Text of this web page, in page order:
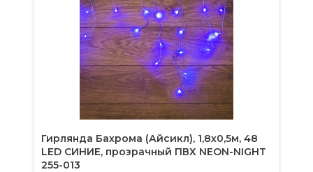
Гирлянда Бахрома (Айсикл), 1,8х0,5м, 48
LED СИНИЕ, прозрачный ПВХ NEON-NIGHT
255-013